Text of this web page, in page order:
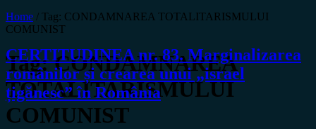
Home / Tag: CONDAMNAREA TOTALITARISMULUI
COMUNIST
Tag:CONDAMNAREA
TOTALITARISMULUI
COMUNIST
CERTITUDINEA nr. 83. Marginalizarea
românilor și crearea unui „israel
țigănesc” în România